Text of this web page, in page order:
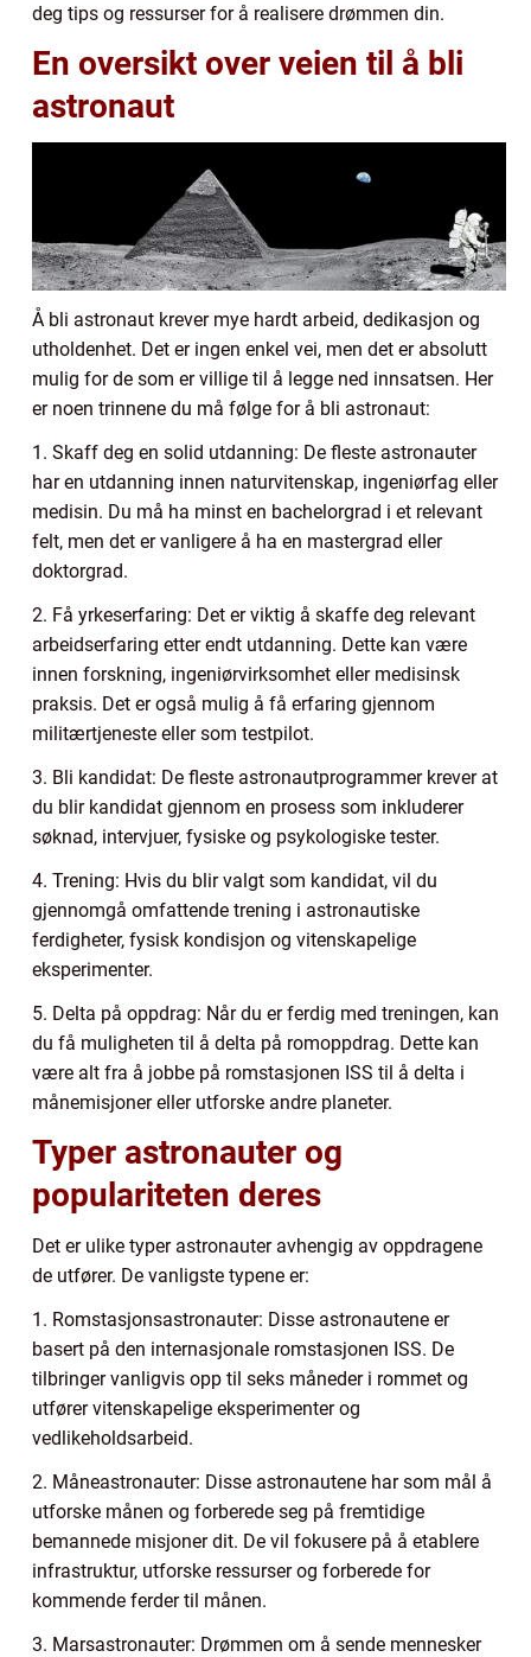
deg tips og ressurser for å realisere drømmen din.
En oversikt over veien til å bli
astronaut
Å bli astronaut krever mye hardt arbeid, dedikasjon og
utholdenhet. Det er ingen enkel vei, men det er absolutt
mulig for de som er villige til å legge ned innsatsen. Her
er noen trinnene du må følge for å bli astronaut:
1. Skaff deg en solid utdanning: De fleste astronauter
har en utdanning innen naturvitenskap, ingeniørfag eller
medisin. Du må ha minst en bachelorgrad i et relevant
felt, men det er vanligere å ha en mastergrad eller
doktorgrad.
2. Få yrkeserfaring: Det er viktig å skaffe deg relevant
arbeidserfaring etter endt utdanning. Dette kan være
innen forskning, ingeniørvirksomhet eller medisinsk
praksis. Det er også mulig å få erfaring gjennom
militærtjeneste eller som testpilot.
3. Bli kandidat: De fleste astronautprogrammer krever at
du blir kandidat gjennom en prosess som inkluderer
søknad, intervjuer, fysiske og psykologiske tester.
4. Trening: Hvis du blir valgt som kandidat, vil du
gjennomgå omfattende trening i astronautiske
ferdigheter, fysisk kondisjon og vitenskapelige
eksperimenter.
5. Delta på oppdrag: Når du er ferdig med treningen, kan
du få muligheten til å delta på romoppdrag. Dette kan
være alt fra å jobbe på romstasjonen ISS til å delta i
månemisjoner eller utforske andre planeter.
Typer astronauter og
populariteten deres
Det er ulike typer astronauter avhengig av oppdragene
de utfører. De vanligste typene er:
1. Romstasjonsastronauter: Disse astronautene er
basert på den internasjonale romstasjonen ISS. De
tilbringer vanligvis opp til seks måneder i rommet og
utfører vitenskapelige eksperimenter og
vedlikeholdsarbeid.
2. Måneastronauter: Disse astronautene har som mål å
utforske månen og forberede seg på fremtidige
bemannede misjoner dit. De vil fokusere på å etablere
infrastruktur, utforske ressurser og forberede for
kommende ferder til månen.
3. Marsastronauter: Drømmen om å sende mennesker